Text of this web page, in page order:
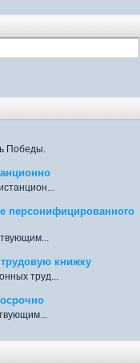
Победы.
персонифицированного
книжку
труд...